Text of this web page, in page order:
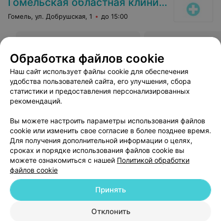
Гомель, ул. Добрушская, 1 до 15:00
Цена по запросу
Отзыв. В данном медицинском заведении не способны
организовать элементарное. Я попал туда в качестве
призывника. На момент моего визита отсутствовало
личное дело. Должностное лицо по фамилии
взял личное дело и привез ему. У меня в повестке
было указано дата и время явки при себе иметь
паспорт. При этом обстоятельстве возник конфликт. В
общем потом данное должностное лицо проводило
свое исследование, в итоге которого я стал
"психопатом". Так как я себя не считаю ''психопатом" на
эту медицинскую кантору подал в суд.
Отзывы
Добавить компанию
Добавить специалиста
Обработка файлов cookie
Наш сайт использует файлы cookie для обеспечения
удобства пользователей сайта, его улучшения, сбора
статистики и предоставления персонализированных
рекомендаций.
Вы можете настроить параметры использования файлов
cookie или изменить свое согласие в более позднее время.
Для получения дополнительной информации о целях,
сроках и порядке использования файлов cookie вы
можете ознакомиться с нашей Политикой обработки
файлов cookie
Отклонить
Принять